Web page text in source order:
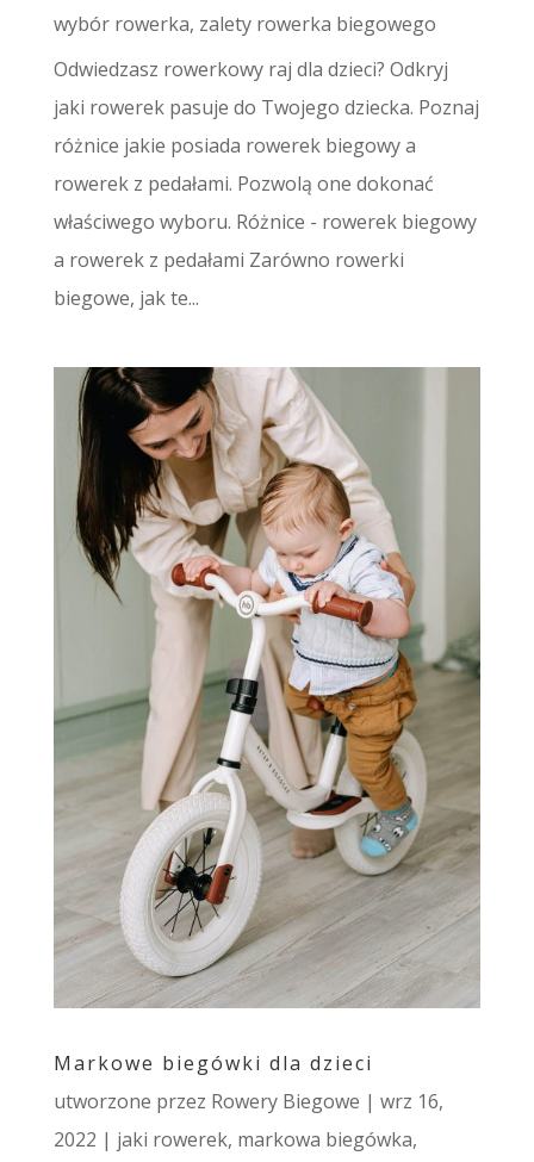
wybór rowerka, zalety rowerka biegowego
Odwiedzasz rowerkowy raj dla dzieci? Odkryj
jaki rowerek pasuje do Twojego dziecka. Poznaj
różnice jakie posiada rowerek biegowy a
rowerek z pedałami. Pozwolą one dokonać
właściwego wyboru. Różnice - rowerek biegowy
a rowerek z pedałami Zarówno rowerki
biegowe, jak te...
Markowe biegówki dla dzieci
utworzone przez Rowery Biegowe | wrz 16,
2022 | jaki rowerek, markowa biegówka,